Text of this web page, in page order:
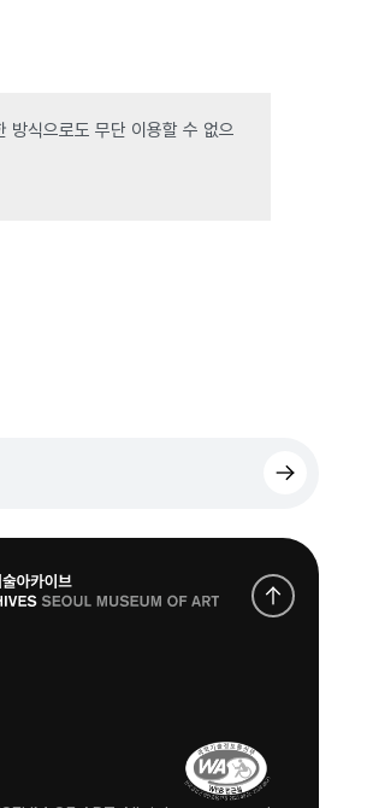
방식으로도 무단 이용할 수 없으